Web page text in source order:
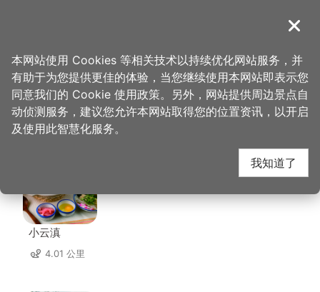
導覽
首页 > 想去的地方 > 美食、购物 > 李记轻豆花
李记轻豆花 周边店家
小云滇
4.01 公里
关闭
本网站使用 Cookies 等相关技术以持续优化网站服务，并
有助于为您提供更佳的体验，当您继续使用本网站即表示您
同意我们的 Cookie 使用政策。另外，网站提供周边景点自
动侦测服务，建议您允许本网站取得您的位置资讯，以开启
及使用此智慧化服务。
我知道了